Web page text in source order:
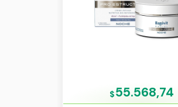
$55.568,74